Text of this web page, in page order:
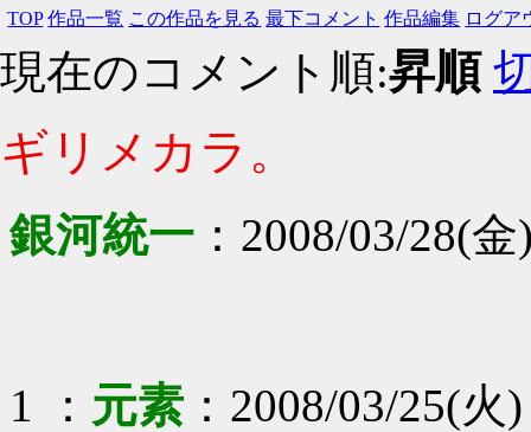
TOP 作品一覧 この作品を見る 最下コメント 作品編集 ログア
現在のコメント順:昇順
ギリメカラ。
銀河統一 ： 2008/03/28(
1 ： 元素： 2008/03/25(火